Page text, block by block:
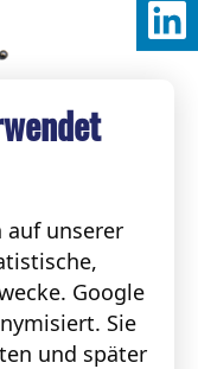
unserer
Google
Sie
und später